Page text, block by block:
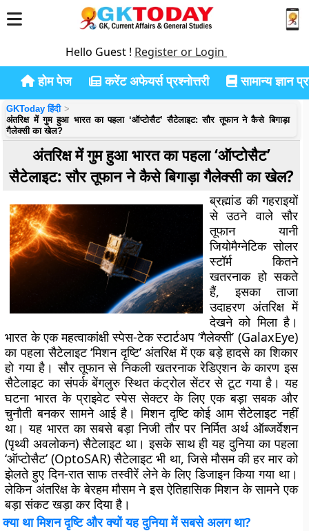
Hello Guest ! Register or Login
होम पेज करेंट अफेयर्स प्रश्नोत्तरी सामान्य ज्ञान
GKToday हिंदी
अंतरिक्ष में गुम हुआ भारत का पहला ‘ऑप्टोसैट’ सैटेलाइट: सौर तूफान ने कैसे बिगाड़ा
गैलेक्सी का खेल?
अंतरिक्ष में गुम हुआ भारत का पहला ‘ऑप्टोसैट’
सैटेलाइट: सौर तूफान ने कैसे बिगाड़ा गैलेक्सी का खेल?
ब्रह्मांड की गहराइयों
से उठने वाले सौर
तूफान यानी
जियोमैग्नेटिक सोलर
स्टॉर्म कितने
खतरनाक हो सकते
हैं, इसका ताजा
उदाहरण अंतरिक्ष में
देखने को मिला है।
भारत के एक महत्वाकांक्षी स्पेस-टेक स्टार्टअप ‘गैलेक्सी’ (GalaxEye)
का पहला सैटेलाइट ‘मिशन दृष्टि’ अंतरिक्ष में एक बड़े हादसे का शिकार
हो गया है। सौर तूफान से निकली खतरनाक रेडिएशन के कारण इस
सैटेलाइट का संपर्क बेंगलुरु स्थित कंट्रोल सेंटर से टूट गया है। यह
घटना भारत के प्राइवेट स्पेस सेक्टर के लिए एक बड़ा सबक और
चुनौती बनकर सामने आई है। मिशन दृष्टि कोई आम सैटेलाइट नहीं
था। यह भारत का सबसे बड़ा निजी तौर पर निर्मित अर्थ ऑब्जर्वेशन
(पृथ्वी अवलोकन) सैटेलाइट था। इसके साथ ही यह दुनिया का पहला
‘ऑप्टोसैट’ (OptoSAR) सैटेलाइट भी था, जिसे मौसम की हर मार को
झेलते हुए दिन-रात साफ तस्वीरें लेने के लिए डिजाइन किया गया था।
लेकिन अंतरिक्ष के बेरहम मौसम ने इस ऐतिहासिक मिशन के सामने एक
बड़ा संकट खड़ा कर दिया है।
क्या था मिशन दृष्टि और क्यों यह दुनिया में सबसे अलग था?